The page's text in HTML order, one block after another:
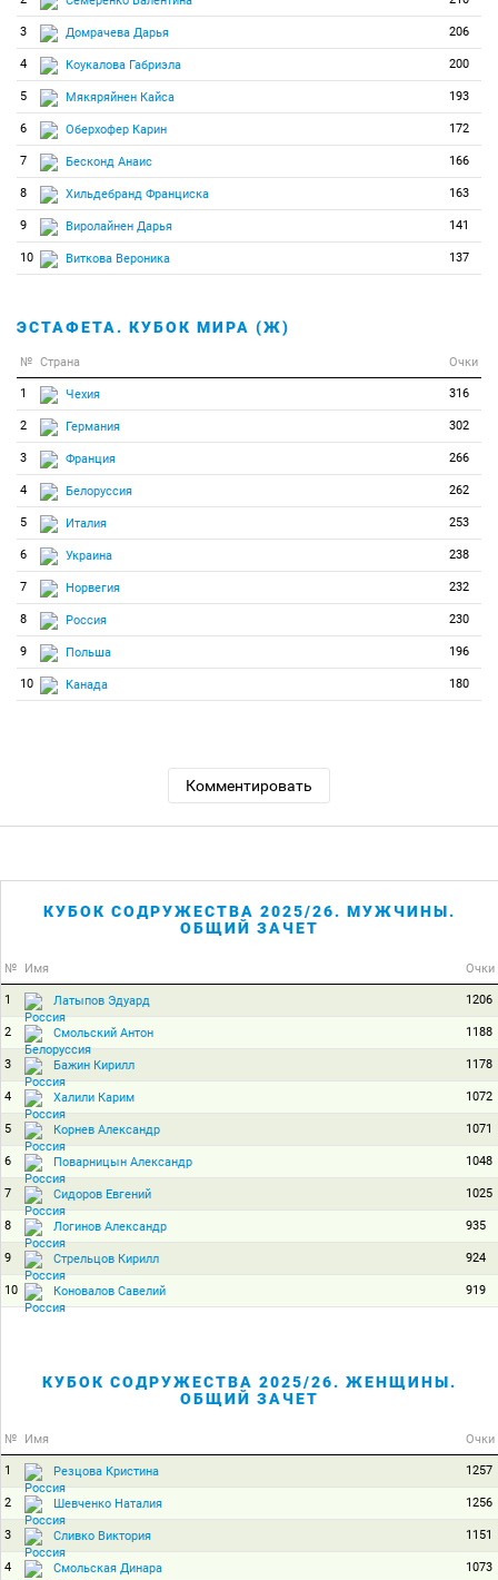
3 Домрачева Дарья 206
4 Коукалова Габриэла 200
5 Мякяряйнен Кайса 193
6 Оберхофер Карин 172
7 Бесконд Анаис 166
8 Хильдебранд Франциска 163
9 Виролайнен Дарья 141
10 Виткова Вероника 137
ЭСТАФЕТА. КУБОК МИРА (Ж)
№ Страна Очки
1 Чехия 316
2 Германия 302
3 Франция 266
4 Белоруссия 262
5 Италия 253
6 Украина 238
7 Норвегия 232
8 Россия 230
9 Польша 196
10 Канада 180
Комментировать
КУБОК СОДРУЖЕСТВА 2025/26. МУЖЧИНЫ.
ОБЩИЙ ЗАЧЕТ
№ Имя Очки
1 Латыпов Эдуард 1206
2 Смольский Антон 1188
3 Бажин Кирилл 1178
4 Халили Карим 1072
5 Корнев Александр 1071
6 Поварницын Александр 1048
7 Сидоров Евгений 1025
8 Логинов Александр 935
9 Стрельцов Кирилл 924
10 Коновалов Савелий 919
КУБОК СОДРУЖЕСТВА 2025/26. ЖЕНЩИНЫ.
ОБЩИЙ ЗАЧЕТ
№ Имя Очки
1 Резцова Кристина 1257
2 Шевченко Наталия 1256
3 Сливко Виктория 1151
4 Смольская Динара 1073